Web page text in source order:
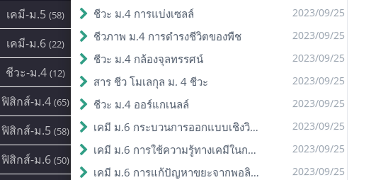
เคมี-ม.5 (58)
เคมี-ม.6 (22)
ชีวะ-ม.4 (12)
ฟิสิกส์-ม.4 (65)
ฟิสิกส์-ม.5 (58)
ฟิสิกส์-ม.6 (50)
ชีวะ ม.4 การแบ่งเซลล์ 2023/09/25
ชีวภาพ ม.4 การดํารงชีวิตของพืช 2023/09/25
ชีวะ ม.4 กล้องจุลทรรศน์ 2023/09/25
สาร ชีว โมเลกุล ม. 4 ชีวะ 2023/09/25
ชีวะ ม.4 ออร์แกเนลล์ 2023/09/25
เคมี ม.6 กระบวนการออกแบบเชิงวิศวกรรม 2023/09/25
เคมี ม.6 การใช้ความรู้ทางเคมีในการแก้ปัญหา 2023/09/25
เคมี ม.6 การแก้ปัญหาขยะจากพอลิเมอร์ 2023/09/25